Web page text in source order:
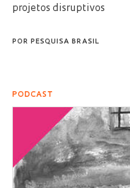
projetos disruptivos
POR PESQUISA BRASIL
PODCAST